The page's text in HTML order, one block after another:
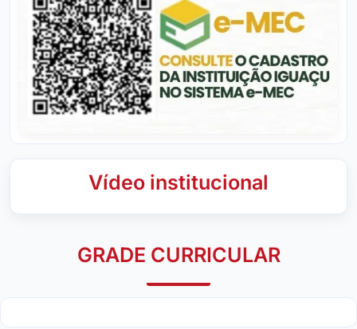
Vídeo institucional
GRADE CURRICULAR